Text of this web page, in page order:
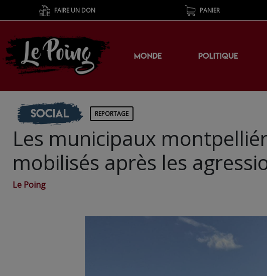
FAIRE UN DON PANIER
MONDE POLITIQUE
Social REPORTAGE
Les municipaux
mobilisés après les
Le Poing